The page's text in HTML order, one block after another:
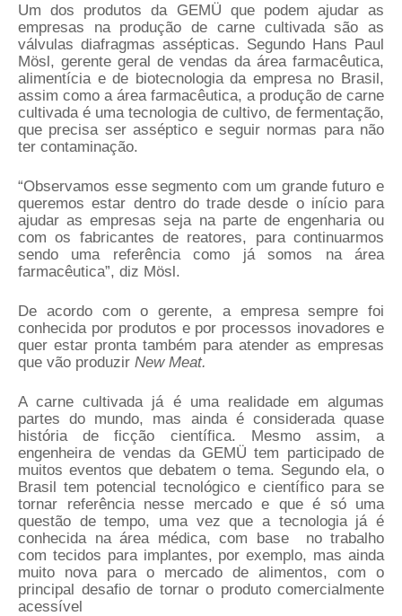
Um dos produtos da GEMÜ que podem ajudar as
empresas na produção de carne cultivada são as
válvulas diafragmas assépticas. Segundo Hans Paul
Mösl, gerente geral de vendas da área farmacêutica,
alimentícia e de biotecnologia da empresa no Brasil,
assim como a área farmacêutica, a produção de carne
cultivada é uma tecnologia de cultivo, de fermentação,
que precisa ser asséptico e seguir normas para não
ter contaminação.
“Observamos esse segmento com um grande futuro e
queremos estar dentro do trade desde o início para
ajudar as empresas seja na parte de engenharia ou
com os fabricantes de reatores, para continuarmos
sendo uma referência como já somos na área
farmacêutica”, diz Mösl.
De acordo com o gerente, a empresa sempre foi
conhecida por produtos e por processos inovadores e
quer estar pronta também para atender as empresas
que vão produzir New Meat.
A carne cultivada já é uma realidade em algumas
partes do mundo, mas ainda é considerada quase
história de ficção científica. Mesmo assim, a
engenheira de vendas da GEMÜ tem participado de
muitos eventos que debatem o tema. Segundo ela, o
Brasil tem potencial tecnológico e científico para se
tornar referência nesse mercado e que é só uma
questão de tempo, uma vez que a tecnologia já é
conhecida na área médica, com base
no trabalho
com tecidos para implantes, por exemplo, mas ainda
muito nova para o mercado de alimentos, com o
principal desafio de tornar o produto comercialmente
acessível